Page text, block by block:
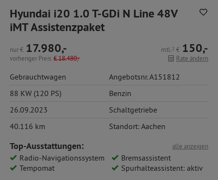
Hyundai i20 1.0 T-GDi N Line 48V
iMT Assistenzpaket
nur€ 17.980,-
vorheriger Preis €18.480,-
mtl.2 € 150,-
Rate ändern
Gebrauchtwagen
Angebotsnr. A151812
88 KW (120 PS)
Benzin
26.09.2023
Schaltgetriebe
40.116 km
Standort: Aachen
alle anzeigen
Top-Ausstattungen:
Radio-Navigationssystem
Bremsassistent
Tempomat
Spurhalteassistent: aktiv